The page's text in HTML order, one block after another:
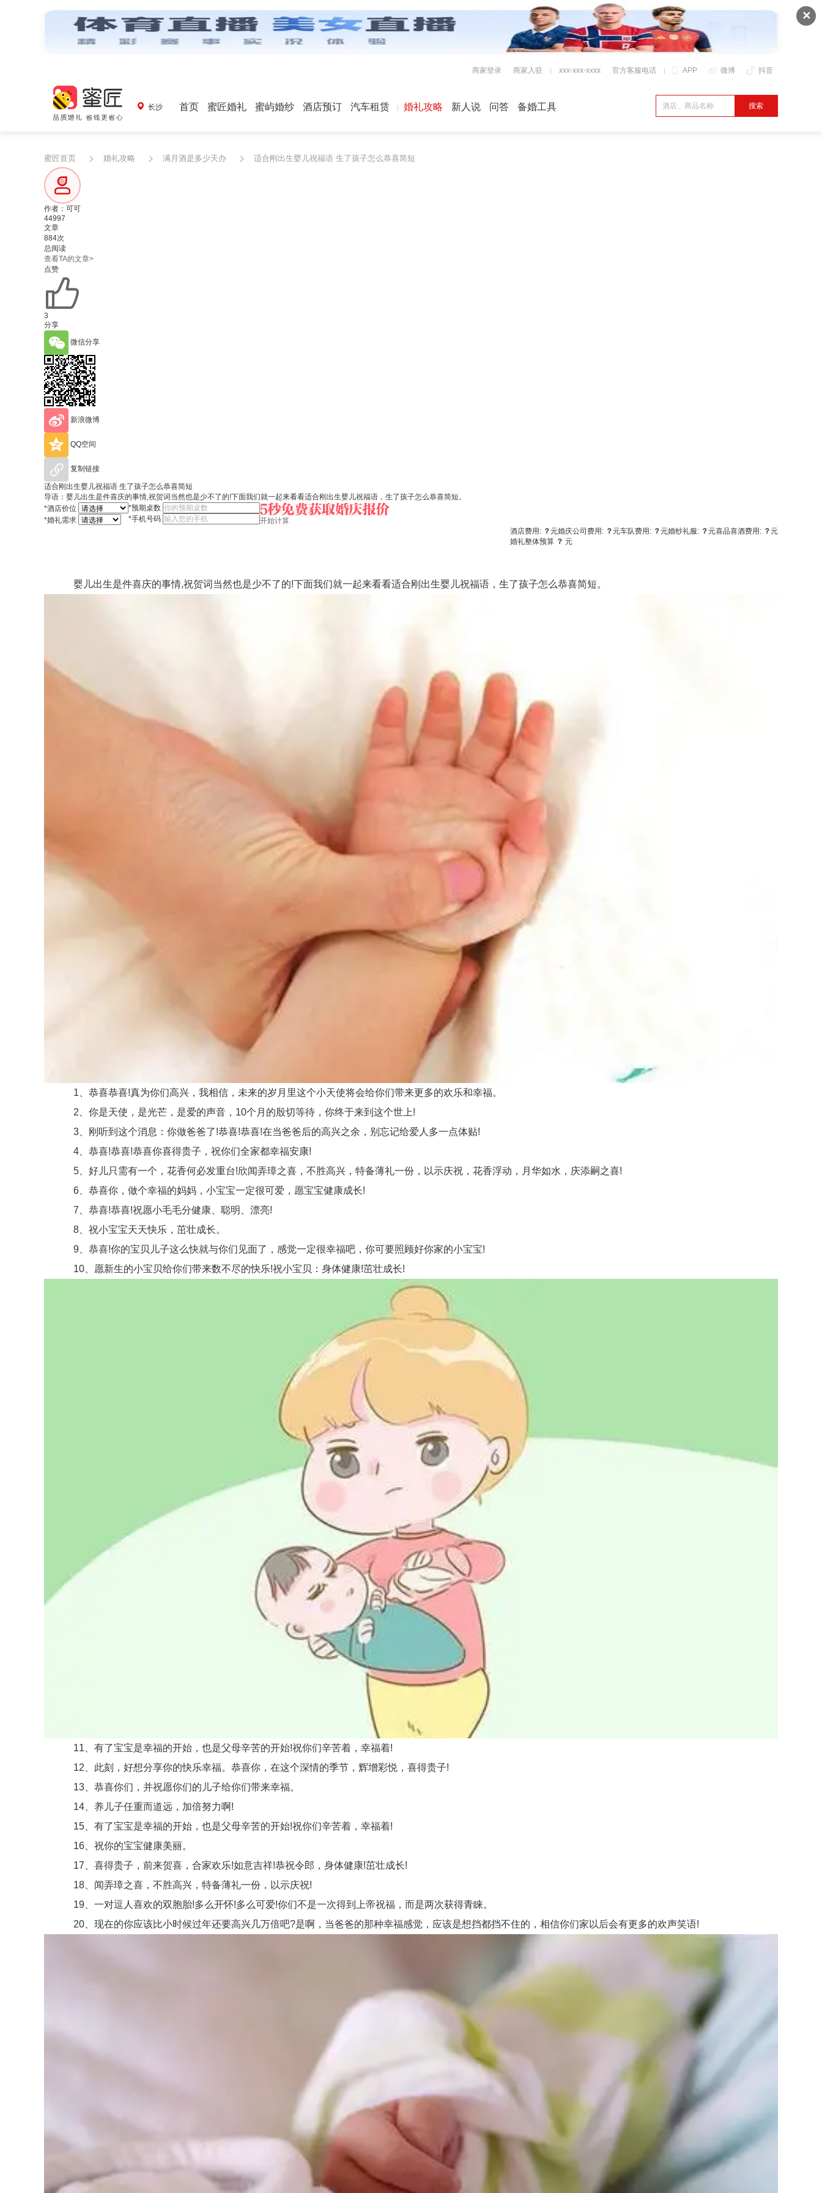
✕
APP 微博 抖音
商家登录 商家入驻 xxx-xxx-xxxx 官方客服电话
长沙 首页 蜜匠婚礼 蜜屿婚纱 酒店预订 汽车租赁 婚礼攻略 新人说 问答 备婚工具
蜜匠首页 婚礼攻略 满月酒是多少天办 适合刚出生婴儿祝福语 生了孩子怎么恭喜简短
作者：可可
44997
文章
884次
总阅读
查看TA的文章>
点赞
3
分享
微信分享
新浪微博
QQ空间
复制链接
适合刚出生婴儿祝福语 生了孩子怎么恭喜简短
导语：婴儿出生是件喜庆的事情,祝贺词当然也是少不了的!下面我们就一起来看看适合刚出生婴儿祝福语，生了孩子怎么恭喜简短。
*酒店价位
*婚礼需求
*预期桌数
*手机号码
开始计算
酒店费用: ？元婚庆公司费用: ？元车队费用: ？元婚纱礼服: ？元喜品喜酒费用: ？元
婚礼整体预算 ？ 元
婴儿出生是件喜庆的事情,祝贺词当然也是少不了的!下面我们就一起来看看适合刚出生婴儿祝福语，生了孩子怎么恭喜简短。
1、恭喜恭喜!真为你们高兴，我相信，未来的岁月里这个小天使将会给你们带来更多的欢乐和幸福。
2、你是天使，是光芒，是爱的声音，10个月的殷切等待，你终于来到这个世上!
3、刚听到这个消息：你做爸爸了!恭喜!恭喜!在当爸爸后的高兴之余，别忘记给爱人多一点体贴!
4、恭喜!恭喜!恭喜你喜得贵子，祝你们全家都幸福安康!
5、好儿只需有一个，花香何必发重台!欣闻弄璋之喜，不胜高兴，特备薄礼一份，以示庆祝，花香浮动，月华如水，庆添嗣之喜!
6、恭喜你，做个幸福的妈妈，小宝宝一定很可爱，愿宝宝健康成长!
7、恭喜!恭喜!祝愿小毛毛分健康、聪明、漂亮!
8、祝小宝宝天天快乐，茁壮成长。
9、恭喜!你的宝贝儿子这么快就与你们见面了，感觉一定很幸福吧，你可要照顾好你家的小宝宝!
10、愿新生的小宝贝给你们带来数不尽的快乐!祝小宝贝：身体健康!茁壮成长!
11、有了宝宝是幸福的开始，也是父母辛苦的开始!祝你们辛苦着，幸福着!
12、此刻，好想分享你的快乐幸福。恭喜你，在这个深情的季节，辉增彩悦，喜得贵子!
13、恭喜你们，并祝愿你们的儿子给你们带来幸福。
14、养儿子任重而道远，加倍努力啊!
15、有了宝宝是幸福的开始，也是父母辛苦的开始!祝你们辛苦着，幸福着!
16、祝你的宝宝健康美丽。
17、喜得贵子，前来贺喜，合家欢乐!如意吉祥!恭祝令郎，身体健康!茁壮成长!
18、闻弄璋之喜，不胜高兴，特备薄礼一份，以示庆祝!
19、一对逗人喜欢的双胞胎!多么开怀!多么可爱!你们不是一次得到上帝祝福，而是两次获得青睐。
20、现在的你应该比小时候过年还要高兴几万倍吧?是啊，当爸爸的那种幸福感觉，应该是想挡都挡不住的，相信你们家以后会有更多的欢声笑语!